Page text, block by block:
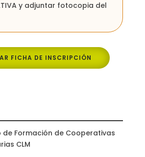
y adjuntar fotocopia del
FICHA DE INSCRIPCIÓN
Formación de Cooperativas
CLM